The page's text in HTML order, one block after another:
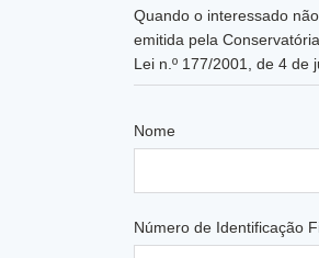
Quando o interessado
emitida pela
Lei n.º 177/2001, de 4 de
Nome
Número de Identificação